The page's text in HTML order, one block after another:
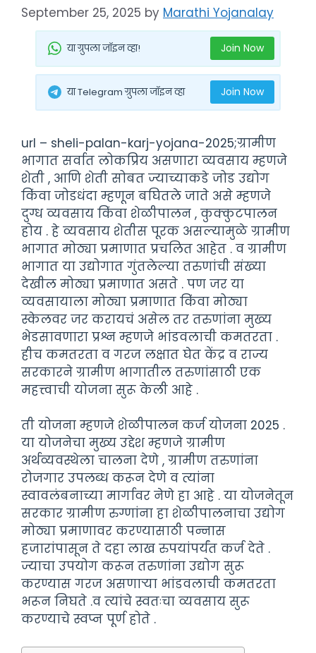
September 25, 2025 by Marathi Yojanalay
या ग्रुपला जॉइन व्हा! Join Now
या Telegram ग्रुपला जॉइन व्हा Join Now
url – sheli-palan-karj-yojana-2025;ग्रामीण
भागात सर्वात लोकप्रिय असणारा व्यवसाय म्हणजे
शेती , आणि शेती सोबत ज्याच्याकडे जोड उद्योग
किंवा जोडधंदा म्हणून बघितले जाते असे म्हणजे
दुग्ध व्यवसाय किंवा शेळीपालन , कुक्कुटपालन
होय . हे व्यवसाय शेतीस पूरक असल्यामुळे ग्रामीण
भागात मोठ्या प्रमाणात प्रचलित आहेत . व ग्रामीण
भागात या उद्योगात गुंतलेल्या तरुणांची संख्या
देखील मोठ्या प्रमाणात असते . पण जर या
व्यवसायाला मोठ्या प्रमाणात किंवा मोठ्या
स्केलवर जर करायचं असेल तर तरुणांना मुख्य
भेडसावणारा प्रश्न म्हणजे भांडवलाची कमतरता .
हीच कमतरता व गरज लक्षात घेत केंद्र व राज्य
सरकारने ग्रामीण भागातील तरुणांसाठी एक
महत्त्वाची योजना सुरू केली आहे .
ती योजना म्हणजे शेळीपालन कर्ज योजना 2025 .
या योजनेचा मुख्य उद्देश म्हणजे ग्रामीण
अर्थव्यवस्थेला चालना देणे , ग्रामीण तरुणांना
रोजगार उपलब्ध करून देणे व त्यांना
स्वावलंबनाच्या मार्गावर नेणे हा आहे . या योजनेतून
सरकार ग्रामीण रुग्णांना हा शेळीपालनाचा उद्योग
मोठ्या प्रमाणावर करण्यासाठी पन्नास
हजारांपासून ते दहा लाख रुपयांपर्यंत कर्ज देते .
ज्याचा उपयोग करून तरुणांना उद्योग सुरू
करण्यास गरज असणाऱ्या भांडवलाची कमतरता
भरून निघते .व त्यांचे स्वतःचा व्यवसाय सुरू
करण्याचे स्वप्न पूर्ण होते .